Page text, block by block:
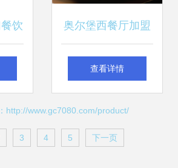
饮
新
奥尔堡西餐厅加盟
指南 流程、费用与
查看详情
http://www.gc7080.com/product/
3 4 5 下一页